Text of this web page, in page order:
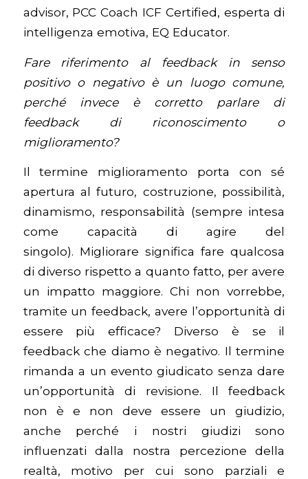
advisor, PCC Coach ICF Certified, esperta di
intelligenza emotiva, EQ Educator.
Fare riferimento al feedback in senso
positivo o negativo è un luogo comune,
perché invece è corretto parlare di
feedback di riconoscimento o
miglioramento?
Il termine miglioramento porta con sé
apertura al futuro, costruzione, possibilità,
dinamismo, responsabilità (sempre intesa
come capacità di agire del
singolo). Migliorare significa fare qualcosa
di diverso rispetto a quanto fatto, per avere
un impatto maggiore. Chi non vorrebbe,
tramite un feedback, avere l’opportunità di
essere più efficace? Diverso è se il
feedback che diamo è negativo. Il termine
rimanda a un evento giudicato senza dare
un’opportunità di revisione. Il feedback
non è e non deve essere un giudizio,
anche perché
i nostri giudizi sono
influenzati dalla nostra percezione della
realtà, motivo per cui sono parziali e